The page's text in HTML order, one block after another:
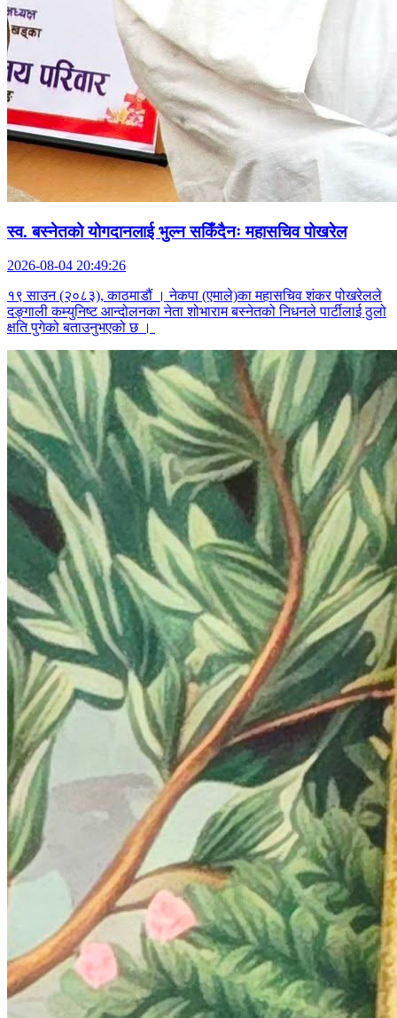
स्व. बस्नेतको योगदानलाई भुल्न सकिँदैनः महासचिव पोखरेल
2026-08-04 20:49:26
१९ साउन (२०८३), काठमाडौं । नेकपा (एमाले)का महासचिव शंकर पोखरेलले
दङ्गाली कम्युनिष्ट आन्दोलनका नेता शोभाराम बस्नेतको निधनले पार्टीलाई ठुलो
क्षति पुगेको बताउनुभएको छ ।